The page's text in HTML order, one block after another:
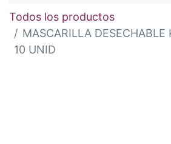
Todos los productos
MASCARILLA
10 UNID